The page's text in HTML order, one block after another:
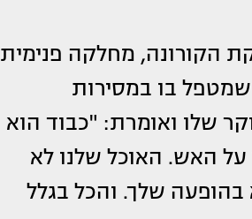
הקורונה, מחלקה פנימית
שמטפל בו במסירות
שלו ואומרת: "כבוד הוא
על האש. האוכל שלנו לא
שלך. והכל בגלל